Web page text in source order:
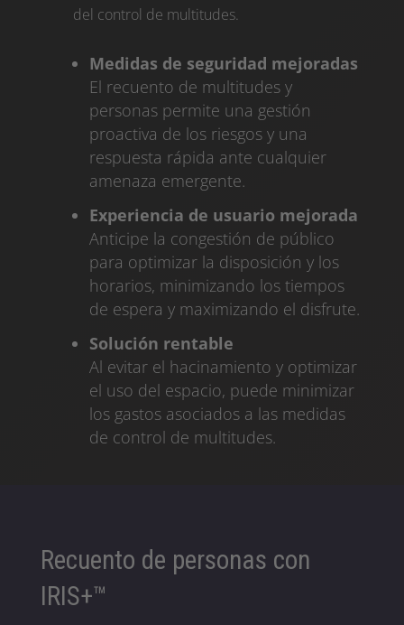
del control de multitudes.
Medidas de seguridad mejoradas
El recuento de multitudes y
personas permite una gestión
proactiva de los riesgos y una
respuesta rápida ante cualquier
amenaza emergente.
Experiencia de usuario mejorada
Anticipe la congestión de público
para optimizar la disposición y los
horarios, minimizando los tiempos
de espera y maximizando el disfrute.
Solución rentable
Al evitar el hacinamiento y optimizar
el uso del espacio, puede minimizar
los gastos asociados a las medidas
de control de multitudes.
Recuento de personas con
IRIS+™